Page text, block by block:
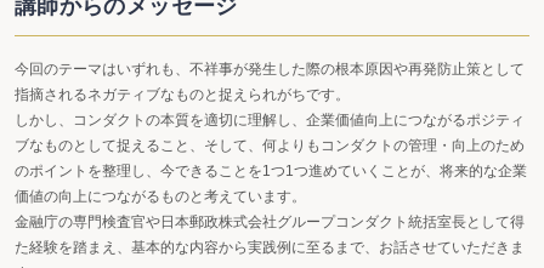
講師からのメッセージ
今回のテーマはいずれも、不祥事が発生した際の根本原因や再発防止策として
指摘されるネガティブなものと捉えられがちです。
しかし、コンダクトの本質を適切に理解し、企業価値向上につながるポジティ
ブなものとして捉えること、そして、何よりもコンダクトの管理・向上のため
のポイントを整理し、今できることを1つ1つ進めていくことが、将来的な企業
価値の向上につながるものと考えています。
金融庁の専門検査官や日本郵政株式会社グループコンダクト統括室長として得
た経験を踏まえ、基本的な内容から実践例に至るまで、お話させていただきま